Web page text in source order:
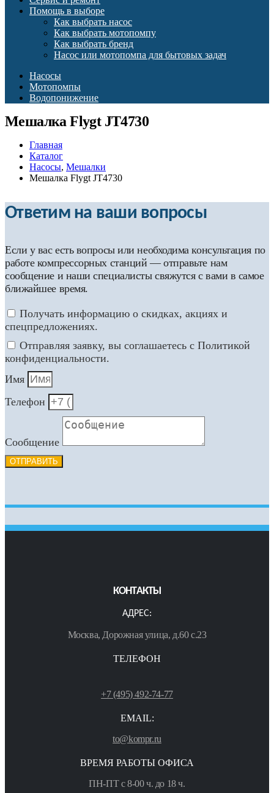
Помощь в выборе
Как выбрать насос
Как выбрать мотопомпу
Как выбрать бренд
Насос или мотопомпа для бытовых задач
Насосы
Мотопомпы
Водопонижение
Мешалка Flygt JT4730
Главная
Каталог
Насосы, Мешалки
Мешалка Flygt JT4730
Ответим на ваши вопросы
Если у вас есть вопросы или необходима консультация по
работе компрессорных станций — отправьте нам
сообщение и наши специалисты свяжутся с вами в самое
ближайшее время.
Получать информацию о скидках, акциях и
спецпредложениях.
Отправляя заявку, вы соглашаетесь с Политикой
конфиденциальности.
Имя
Телефон
Сообщение
ОТПРАВИТЬ
КОНТАКТЫ
АДРЕС:
Москва, Дорожная улица, д.60 с.23
ТЕЛЕФОН
+7 (495) 492-74-77
EMAIL:
to@kompr.ru
ВРЕМЯ РАБОТЫ ОФИСА
ПН-ПТ с 8-00 ч. до 18 ч.